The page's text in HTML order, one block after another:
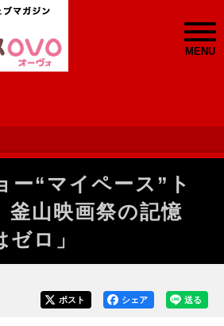
MENU
ー“マイペース”ト
山映画祭の記憶
ゼロ」
送る
シェア
ポスト